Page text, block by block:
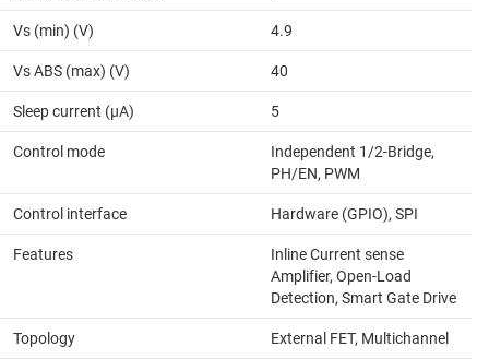
Vs (min) (V) 4.9
Vs ABS (max) (V) 40
Sleep current (µA) 5
Control mode
Independent 1/2-Bridge,
PH/EN, PWM
Control interface Hardware (GPIO), SPI
Features
Inline Current sense
Amplifier, Open-Load
Detection, Smart Gate Drive
Topology External FET, Multichannel